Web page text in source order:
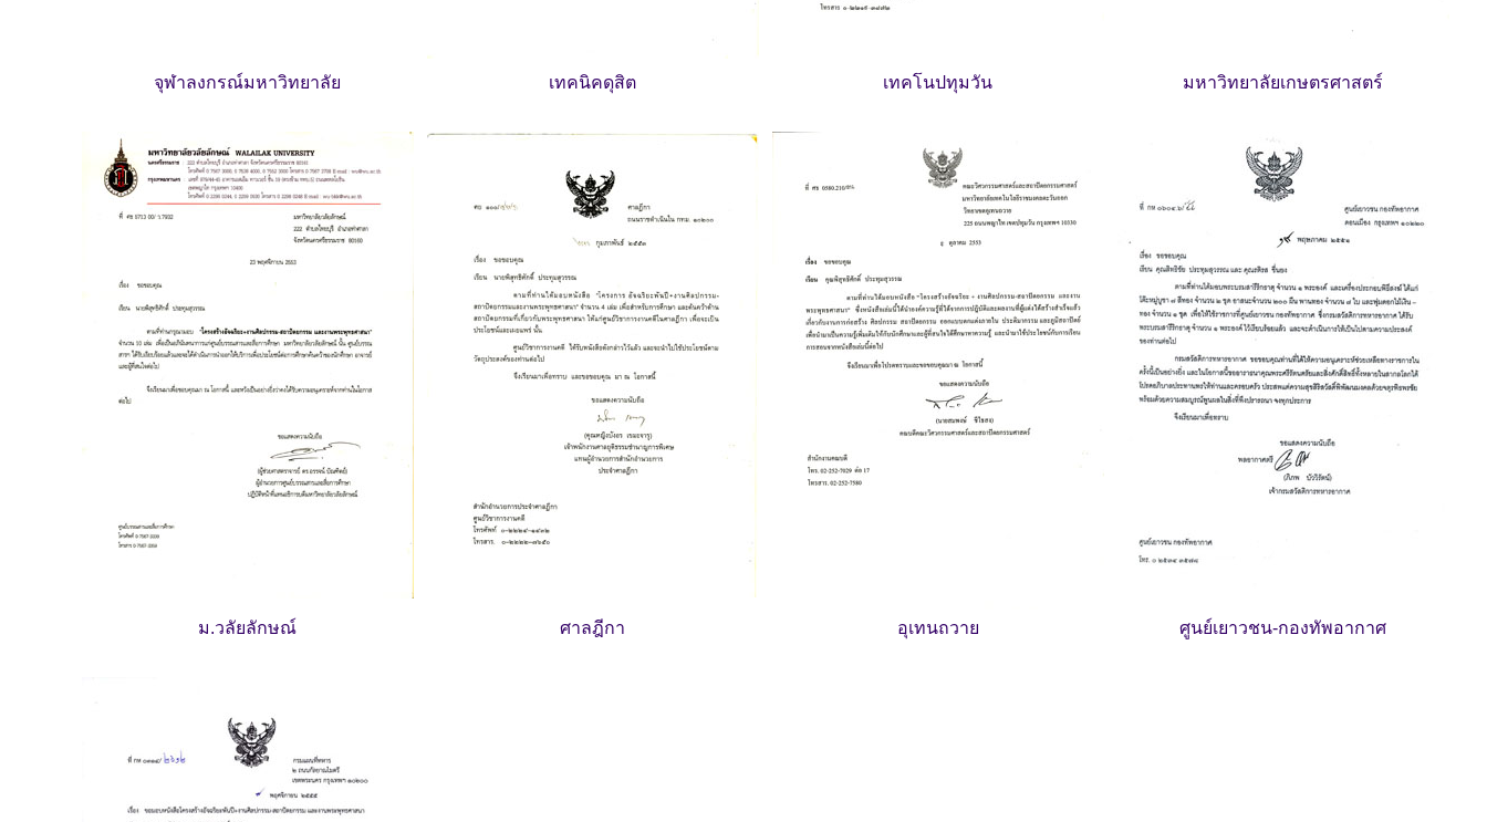
จุฬาลงกรณ์มหาวิทยาลัย เทคนิคดุสิต เทคโนปทุมวัน มหาวิทยาลัยเกษตรศาสตร์
ม.วลัยลักษณ์ ศาลฎีกา อุเทนถวาย ศูนย์เยาวชน-กองทัพอากาศ